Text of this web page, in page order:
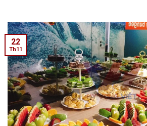
22
Th11